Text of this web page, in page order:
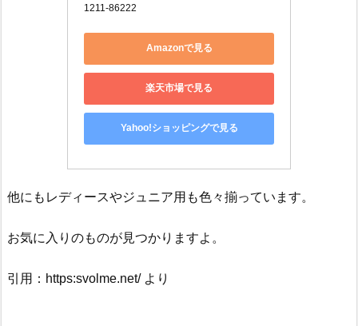
1211-86222
Amazonで見る
楽天市場で見る
Yahoo!ショッピングで見る
他にもレディースやジュニア用も色々揃っています。
お気に入りのものが見つかりますよ。
引用：https:svolme.net/ より